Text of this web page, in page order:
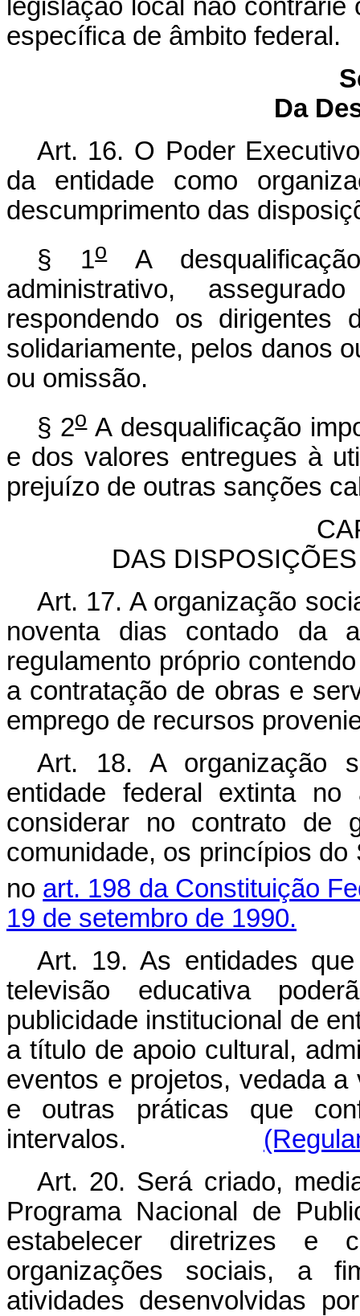
legislação local não
específica de âmbito federal.
Da
Art. 16. O Poder
da entidade como
descumprimento das
§ 1oA
administrativo,
respondendo os dirigentes
solidariamente, pelos danos
ou omissão.
§ 2oA desqualificação
e dos valores entregues à
prejuízo de outras sanções
DAS
Art. 17. A organização
noventa dias contado da
regulamento próprio
a contratação de obras e
emprego de recursos
Art. 18. A organização
entidade federal extinta
considerar no contrato de
comunidade, os princípios
no art. 198 da Constituição
19 de setembro de 1990.
Art. 19. As entidades
televisão educativa
publicidade institucional de
a título de apoio cultural,
eventos e projetos, vedada
e outras práticas que
intervalos.
Art. 20. Será criado,
Programa Nacional de
estabelecer diretrizes e
organizações sociais, a
atividades desenvolvidas